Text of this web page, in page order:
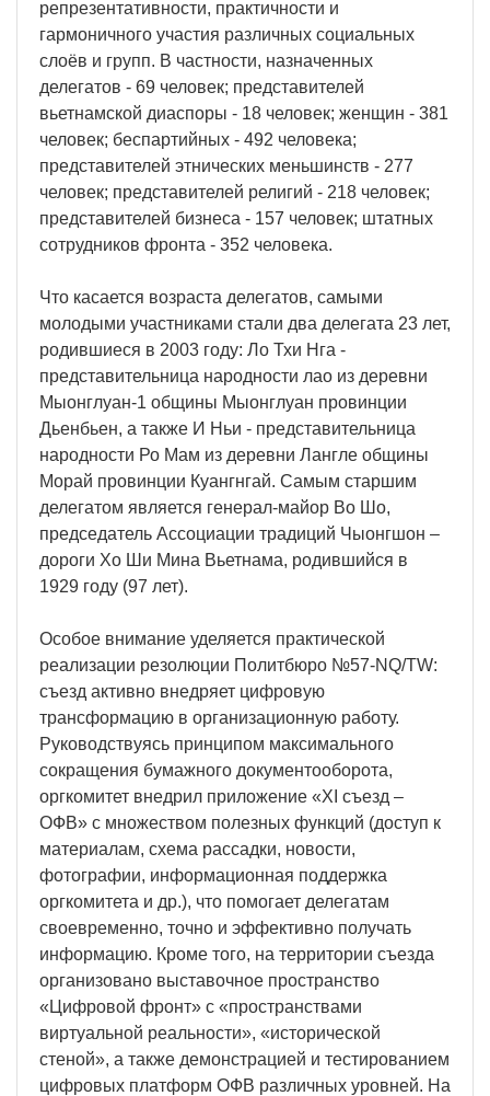
репрезентативности, практичности и
гармоничного участия различных социальных
слоёв и групп. В частности, назначенных
делегатов - 69 человек; представителей
вьетнамской диаспоры - 18 человек; женщин - 381
человек; беспартийных - 492 человека;
представителей этнических меньшинств - 277
человек; представителей религий - 218 человек;
представителей бизнеса - 157 человек; штатных
сотрудников фронта - 352 человека.
Что касается возраста делегатов, самыми
молодыми участниками стали два делегата 23 лет,
родившиеся в 2003 году: Ло Тхи Нга -
представительница народности лао из деревни
Мыонглуан-1 общины Мыонглуан провинции
Дьенбьен, а также И Ньи - представительница
народности Ро Мам из деревни Лангле общины
Морай провинции Куангнгай. Самым старшим
делегатом является генерал-майор Во Шо,
председатель Ассоциации традиций Чыонгшон –
дороги Хо Ши Мина Вьетнама, родившийся в
1929 году (97 лет).
Особое внимание уделяется практической
реализации резолюции Политбюро №57-NQ/TW:
съезд активно внедряет цифровую
трансформацию в организационную работу.
Руководствуясь принципом максимального
сокращения бумажного документооборота,
оргкомитет внедрил приложение «XI съезд –
ОФВ» с множеством полезных функций (доступ к
материалам, схема рассадки, новости,
фотографии, информационная поддержка
оргкомитета и др.), что помогает делегатам
своевременно, точно и эффективно получать
информацию. Кроме того, на территории съезда
организовано выставочное пространство
«Цифровой фронт» с «пространствами
виртуальной реальности», «исторической
стеной», а также демонстрацией и тестированием
цифровых платформ ОФВ различных уровней. На